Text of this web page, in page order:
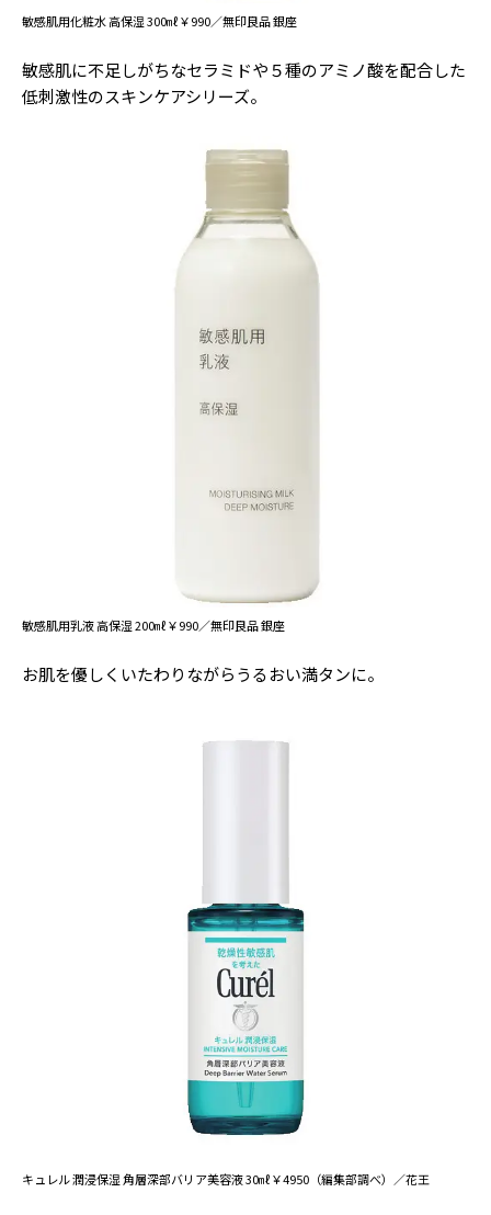
敏感肌用化粧水 高保湿 300㎖￥990／無印良品 銀座
敏感肌に不足しがちなセラミドや５種のアミノ酸を配合した
低刺激性のスキンケアシリーズ。
敏感肌用乳液 高保湿 200㎖￥990／無印良品 銀座
お肌を優しくいたわりながらうるおい満タンに。
キュレル 潤浸保湿 角層深部バリア美容液 30㎖￥4950（編集部調べ）／花王